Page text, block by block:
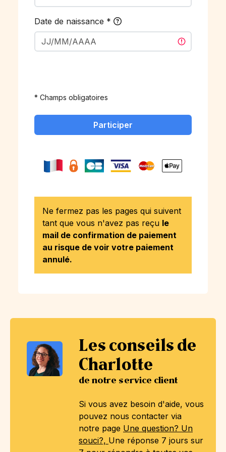
Les conseils de
Charlotte
de notre service client
Si vous avez besoin d'aide, vous
pouvez nous contacter via
notre page Une question? Un
souci?, Une réponse 7 jours sur
Date de naissance *
* Champs obligatoires
Participer
Ne fermez pas les pages qui suivent
tant que vous n'avez pas reçu le
mail de confirmation de paiement
au risque de voir votre paiement
annulé.